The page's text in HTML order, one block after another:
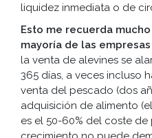
liquidez inmediata o de
Esto me recuerda
mayoría de las
la venta de alevines se
365 días, a veces incluso
venta del pescado (dos
adquisición de alimento
es el 50-60% del coste